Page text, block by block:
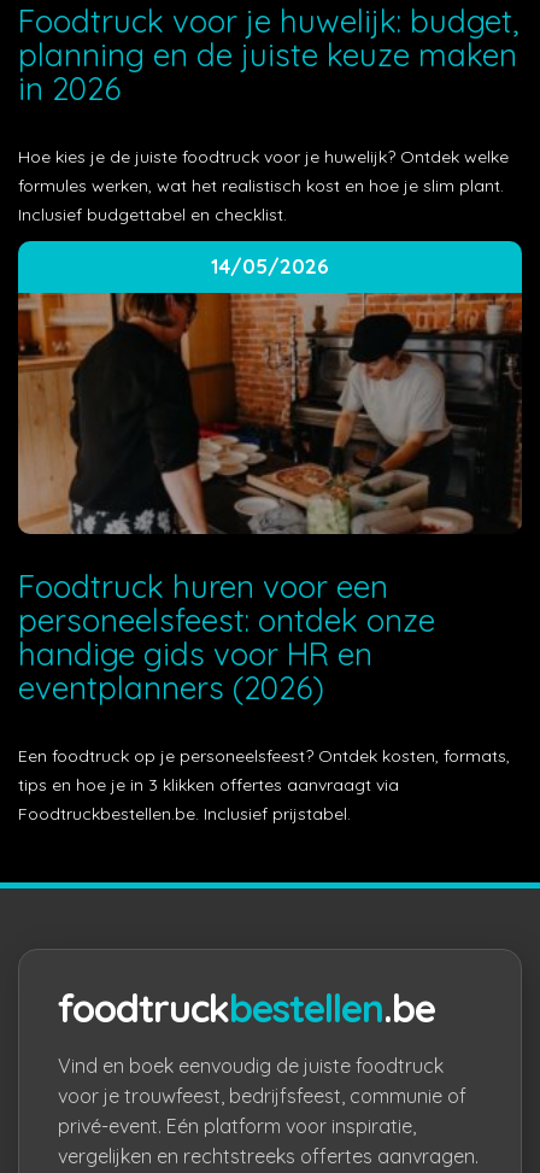
Foodtruck voor je huwelijk: budget,
planning en de juiste keuze maken
in 2026
Hoe kies je de juiste foodtruck voor je huwelijk? Ontdek welke
formules werken, wat het realistisch kost en hoe je slim plant.
Inclusief budgettabel en checklist.
14/05/2026
Foodtruck huren voor een
personeelsfeest: ontdek onze
handige gids voor HR en
eventplanners (2026)
Een foodtruck op je personeelsfeest? Ontdek kosten, formats,
tips en hoe je in 3 klikken offertes aanvraagt via
Foodtruckbestellen.be. Inclusief prijstabel.
foodtruckbestellen.be
Vind en boek eenvoudig de juiste foodtruck
voor je trouwfeest, bedrijfsfeest, communie of
privé-event. Eén platform voor inspiratie,
vergelijken en rechtstreeks offertes aanvragen.